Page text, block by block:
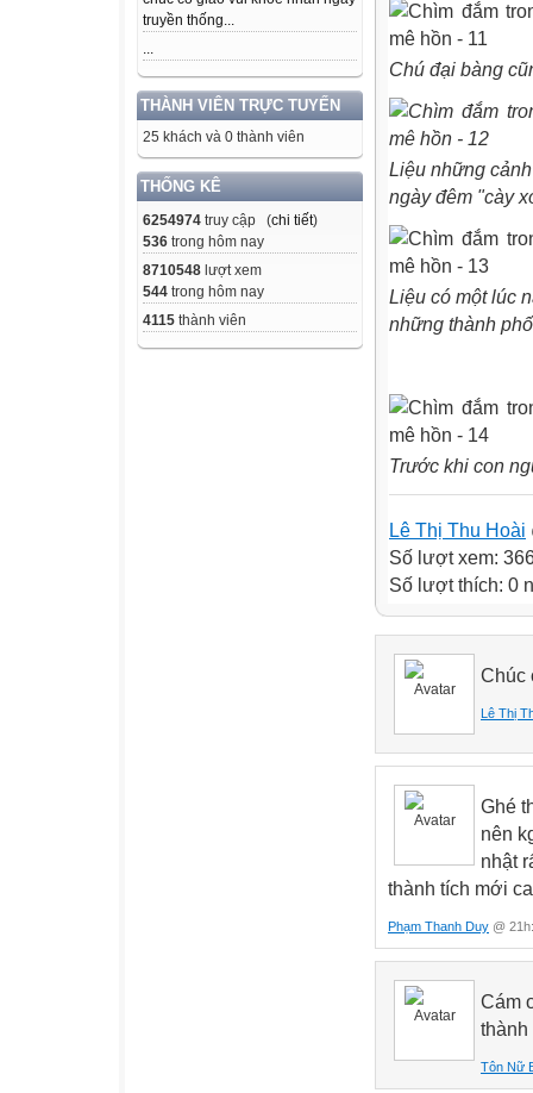
truyền thống...
...
THÀNH VIÊN TRỰC TUYẾN
25 khách và 0 thành viên
THỐNG KÊ
6254974 truy cập (chi tiết)
536 trong hôm nay
8710548 lượt xem
544 trong hôm nay
4115 thành viên
Chú đại bàng
Liệu những
ngày đêm "cày
Liệu có một lúc
những thành
Trước khi con
Lê Thị Thu Hoài
Số lượt xem:
Số lượt thích: 0
Chúc
Lê Thị
Ghé
nên
nhật
thành tích mới
Phạm Thanh Duy @
Cám
thành
Tôn Nữ